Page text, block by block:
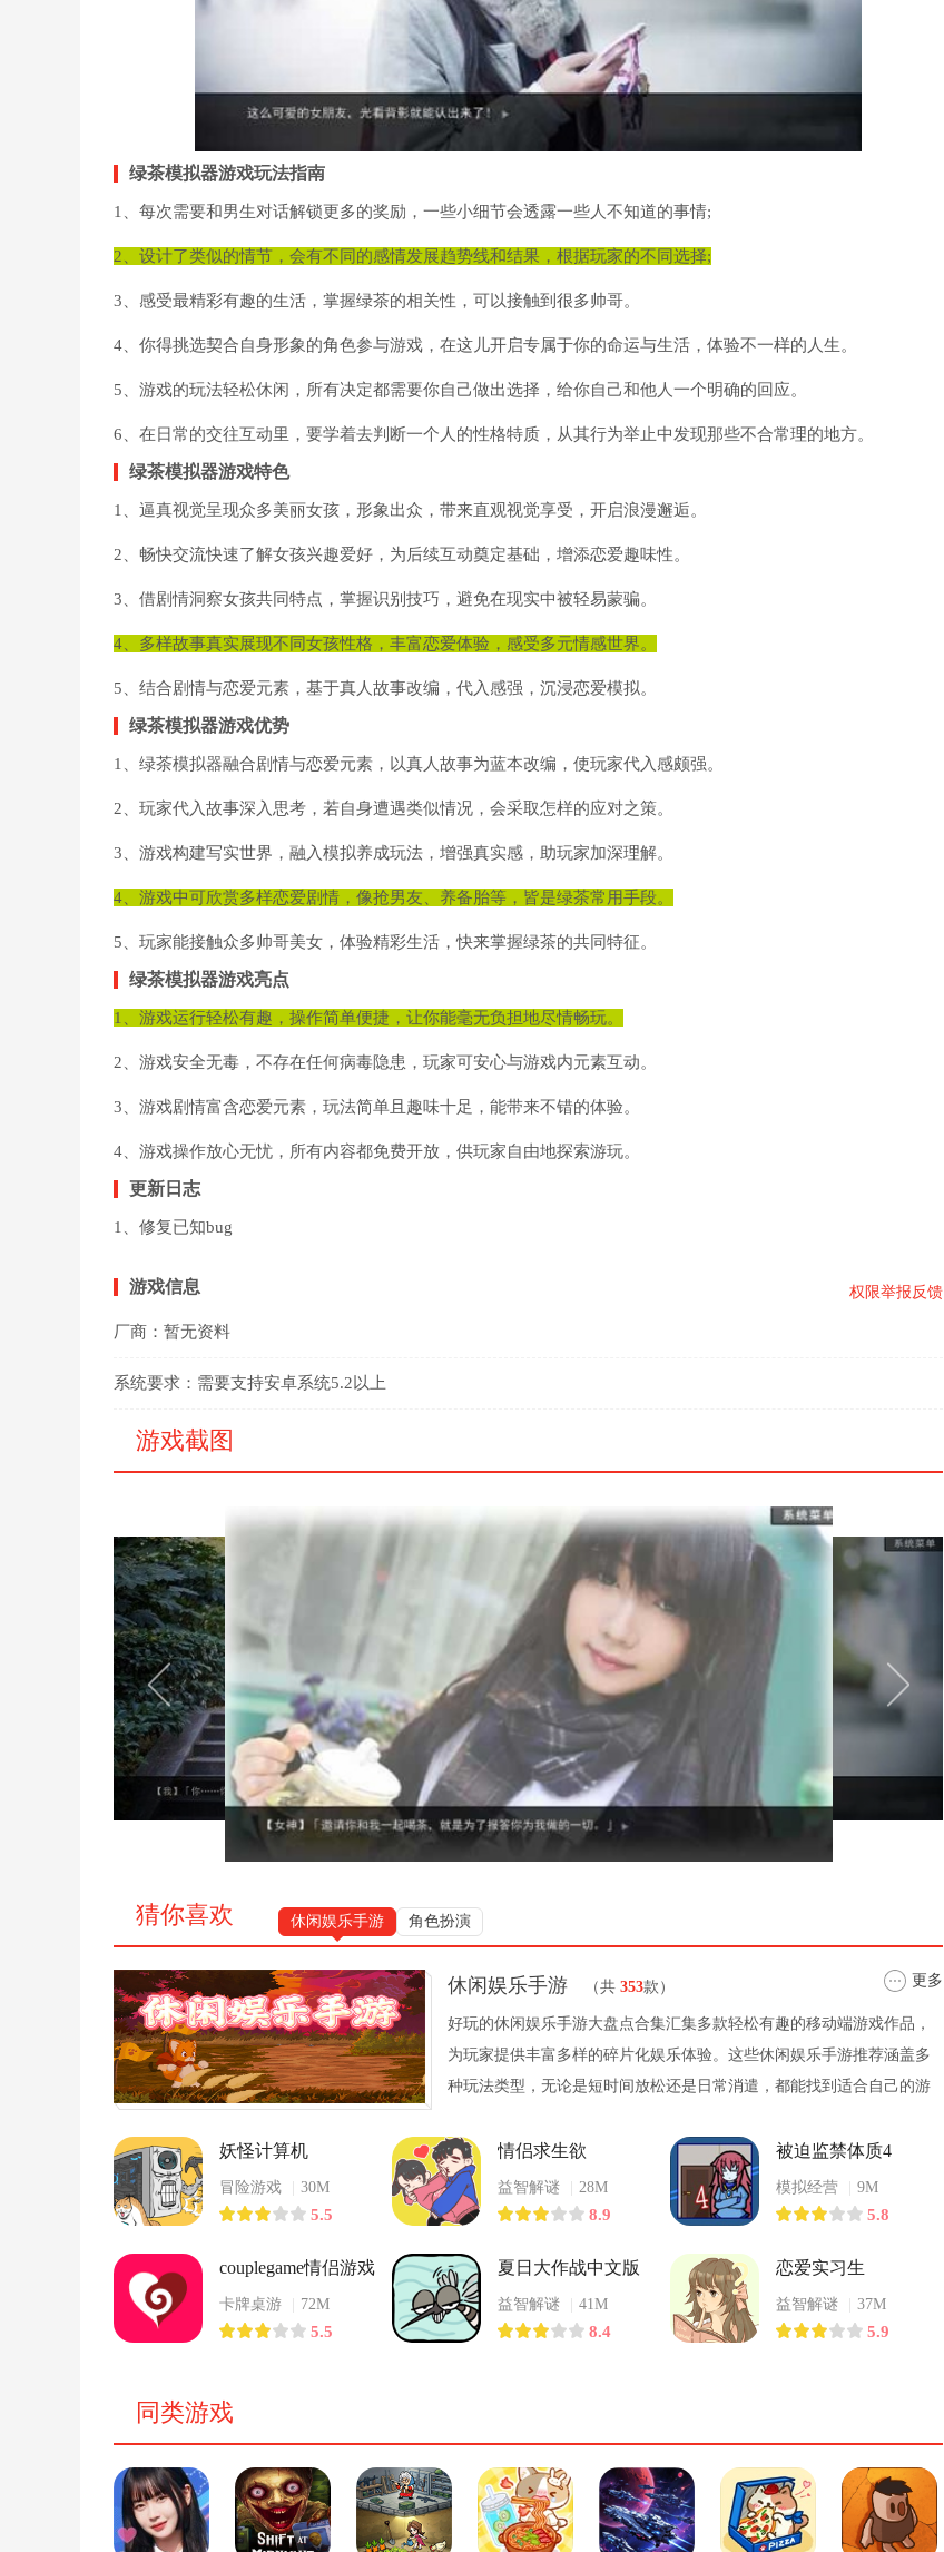
绿茶模拟器游戏玩法指南
1、每次需要和男生对话解锁更多的奖励，一些小细节会透露一些人不知道的事情;
2、设计了类似的情节，会有不同的感情发展趋势线和结果，根据玩家的不同选择;
3、感受最精彩有趣的生活，掌握绿茶的相关性，可以接触到很多帅哥。
4、你得挑选契合自身形象的角色参与游戏，在这儿开启专属于你的命运与生活，体验不一样的人生。
5、游戏的玩法轻松休闲，所有决定都需要你自己做出选择，给你自己和他人一个明确的回应。
6、在日常的交往互动里，要学着去判断一个人的性格特质，从其行为举止中发现那些不合常理的地方。
绿茶模拟器游戏特色
1、逼真视觉呈现众多美丽女孩，形象出众，带来直观视觉享受，开启浪漫邂逅。
2、畅快交流快速了解女孩兴趣爱好，为后续互动奠定基础，增添恋爱趣味性。
3、借剧情洞察女孩共同特点，掌握识别技巧，避免在现实中被轻易蒙骗。
4、多样故事真实展现不同女孩性格，丰富恋爱体验，感受多元情感世界。
5、结合剧情与恋爱元素，基于真人故事改编，代入感强，沉浸恋爱模拟。
绿茶模拟器游戏优势
1、绿茶模拟器融合剧情与恋爱元素，以真人故事为蓝本改编，使玩家代入感颇强。
2、玩家代入故事深入思考，若自身遭遇类似情况，会采取怎样的应对之策。
3、游戏构建写实世界，融入模拟养成玩法，增强真实感，助玩家加深理解。
4、游戏中可欣赏多样恋爱剧情，像抢男友、养备胎等，皆是绿茶常用手段。
5、玩家能接触众多帅哥美女，体验精彩生活，快来掌握绿茶的共同特征。
绿茶模拟器游戏亮点
1、游戏运行轻松有趣，操作简单便捷，让你能毫无负担地尽情畅玩。
2、游戏安全无毒，不存在任何病毒隐患，玩家可安心与游戏内元素互动。
3、游戏剧情富含恋爱元素，玩法简单且趣味十足，能带来不错的体验。
4、游戏操作放心无忧，所有内容都免费开放，供玩家自由地探索游玩。
更新日志
1、修复已知bug
游戏信息 权限举报反馈
厂商： 暂无资料
系统要求： 需要支持安卓系统5.2以上
游戏截图
猜你喜欢 休闲娱乐手游 角色扮演
更多
休闲娱乐手游 （共 353款）
好玩的休闲娱乐手游大盘点合集汇集多款轻松有趣的移动端游戏作品，
为玩家提供丰富多样的碎片化娱乐体验。这些休闲娱乐手游推荐涵盖多
种玩法类型，无论是短时间放松还是日常消遣，都能找到适合自己的游
不同场景中体验独特乐趣。
妖怪计算机
冒险游戏 30M
5.5
情侣求生欲
益智解谜 28M
8.9
被迫监禁体质4
模拟经营 9M
5.8
couplegame情侣游戏
卡牌桌游 72M
5.5
夏日大作战中文版
益智解谜 41M
8.4
恋爱实习生
益智解谜 37M
5.9
同类游戏